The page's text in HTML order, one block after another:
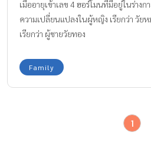
เมื่ออายุเข้าเลข 4 ฮอร์โมนที่มีอยู่ในร่าง
ความเปลี่ยนแปลงในผู้หญิง เรียกว่า วัย
เรียกว่า ผู้ชายวัยทอง
Family
1